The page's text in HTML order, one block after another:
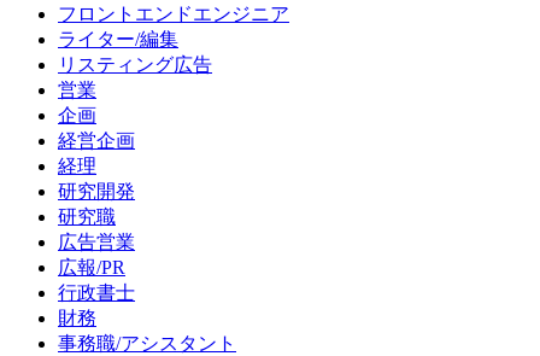
フロントエンドエンジニア
ライター/編集
リスティング広告
営業
企画
経営企画
経理
研究開発
研究職
広告営業
広報/PR
行政書士
財務
事務職/アシスタント